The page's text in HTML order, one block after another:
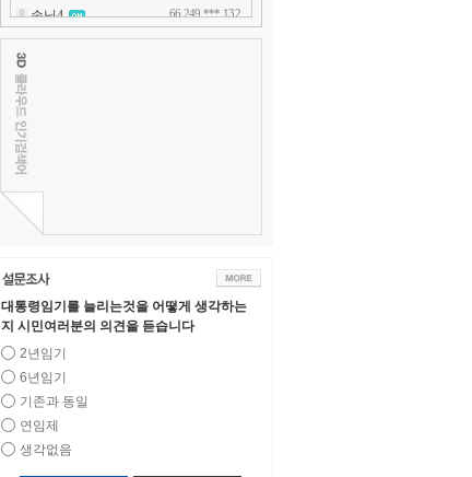
대통령임기를 늘리는것을 어떻게 생각하는
지 시민여러분의 의견을 듣습니다
2년임기
6년임기
기존과 동일
연임제
생각없음